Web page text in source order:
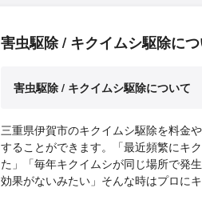
害虫駆除 / キクイムシ駆除に
害虫駆除 / キクイムシ駆除について
三重県伊賀市のキクイムシ駆除を料金
することができます。「最近頻繁にキ
た」「毎年キクイムシが同じ場所で発
効果がないみたい」そんな時はプロに